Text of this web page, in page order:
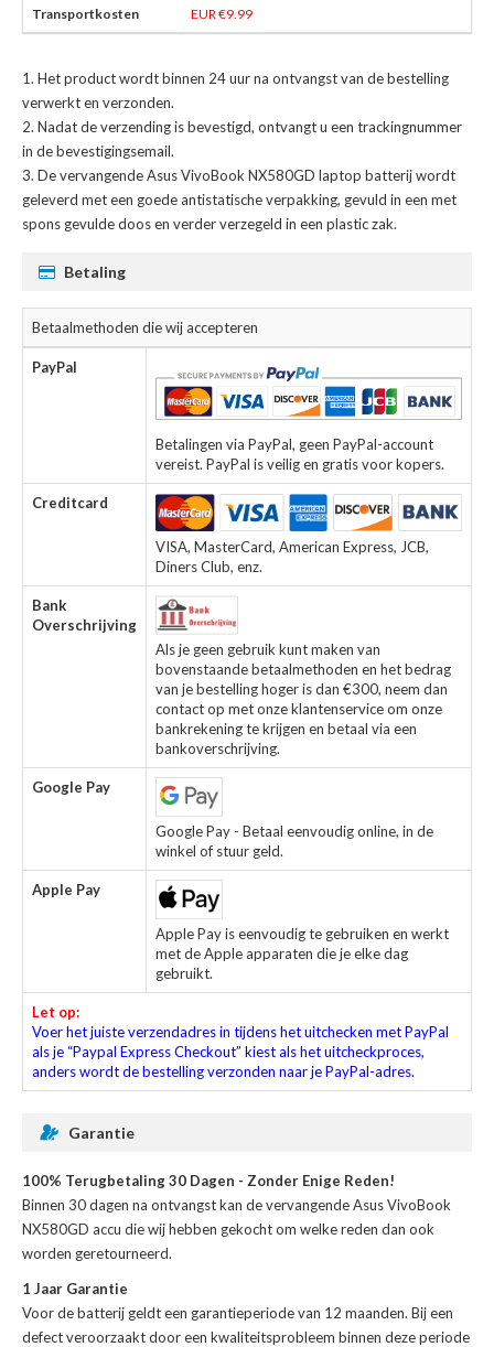
EUR €9.99
Het product wordt binnen 24 uur na ontvangst van de bestelling
verwerkt en verzonden.
Nadat de verzending is bevestigd, ontvangt u een trackingnummer
in de bevestigingsemail.
Devervangende Asus VivoBook NX580GD laptop batterijwordt
geleverd met een goede antistatische verpakking, gevuld in een met
spons gevulde doos en verder verzegeld in een plastic zak.
Betaling
Betaalmethoden die wij accepteren
PayPal
Betalingen via PayPal, geen PayPal-account
vereist. PayPal is veilig en gratis voor kopers.
Creditcard
VISA, MasterCard, American Express, JCB,
Diners Club, enz.
Bank
Overschrijving
Als je geen gebruik kunt maken van
bovenstaande betaalmethoden en het bedrag
van je bestelling hoger is dan €300, neem dan
contact op met onze klantenservice om onze
bankrekening te krijgen en betaal via een
bankoverschrijving.
Google Pay
Google Pay - Betaal eenvoudig online, in de
winkel of stuur geld.
Apple Pay
Apple Pay is eenvoudig te gebruiken en werkt
met de Apple apparaten die je elke dag
gebruikt.
Let op:
Voer het juiste verzendadres in tijdens het uitchecken met PayPal
als je “Paypal Express Checkout” kiest als het uitcheckproces,
anders wordt de bestelling verzonden naar je PayPal-adres.
Garantie
100% Terugbetaling 30 Dagen - Zonder Enige Reden!
Binnen 30 dagen na ontvangst kan devervangende Asus VivoBook
NX580GD accu die wij hebben gekocht om welke reden dan ook
worden geretourneerd.
1 Jaar Garantie
Voor debatterij geldt een garantieperiode van 12 maanden. Bij een
defect veroorzaakt door een kwaliteitsprobleem binnen deze periode